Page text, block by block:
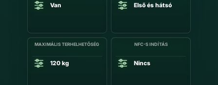
Van Első és hátsó
MAXIMÁLIS TERHELHETŐSÉG
120 kg
NFC-S INDÍTÁS
Nincs